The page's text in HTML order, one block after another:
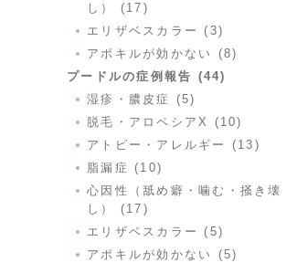
し） (17)
エリザベスカラー (3)
アポキルが効かない (8)
プードルの症例報告 (44)
湿疹・膿皮症 (5)
脱毛・アロペシアX (10)
アトピー・アレルギー (13)
脂漏症 (10)
心因性（舐め癖・噛む・掻き壊
し） (17)
エリザベスカラー (5)
アポキルが効かない (5)